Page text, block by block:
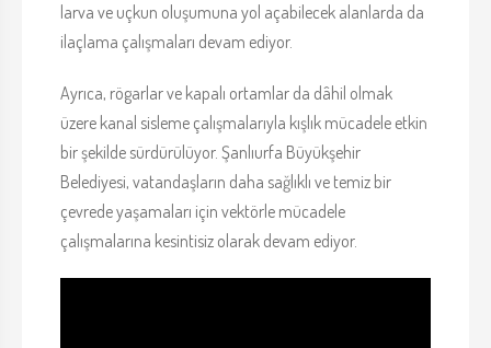
larva ve uçkun oluşumuna yol açabilecek alanlarda da
ilaçlama çalışmaları devam ediyor.
Ayrıca, rögarlar ve kapalı ortamlar da dâhil olmak
üzere kanal sisleme çalışmalarıyla kışlık mücadele etkin
bir şekilde sürdürülüyor. Şanlıurfa Büyükşehir
Belediyesi, vatandaşların daha sağlıklı ve temiz bir
çevrede yaşamaları için vektörle mücadele
çalışmalarına kesintisiz olarak devam ediyor.